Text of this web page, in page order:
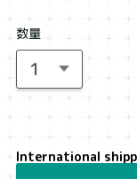
数量
International